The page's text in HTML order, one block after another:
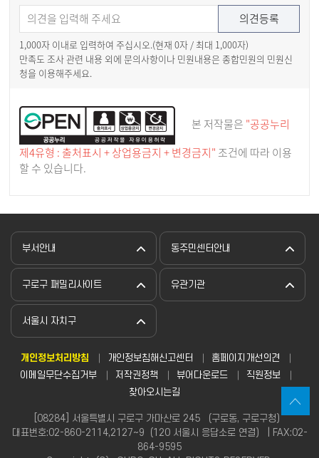
1,000자 이내로 입력하여 주십시오.(현재 0자 / 최대 1,000자)
만족도 조사 관련 내용 외에 문의사항이나 민원내용은 종합민원의 민원신
청을 이용해주세요.
본 저작물은 "공공누리
제4유형 : 출처표시 + 상업용금지 + 변경금지" 조건에 따라 이용
할 수 있습니다.
부서안내 동주민센터안내
구로구 패밀리사이트 유관기관
서울시 자치구
개인정보처리방침 개인정보침해신고센터
홈페이지개선의견
이메일무단수집거부
저작권정책 뷰어다운로드
직원정보
찾아오시는길
[08284] 서울특별시 구로구 가마산로 245 （구로동, 구로구청）
대표번호:02-860-2114,2127~9（120 서울시 응답소로 연결） | FAX:02-
864-9595